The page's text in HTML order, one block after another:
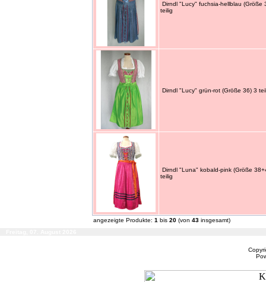
Dirndl "Lucy" fuchsia-hellblau (Größe
teilig
Dirndl "Lucy" grün-rot (Größe 36) 3
Dirndl "Luna" kobald-pink (Größe
teilig
angezeigte Produkte: 1 bis 20 (von 43 insgesamt)